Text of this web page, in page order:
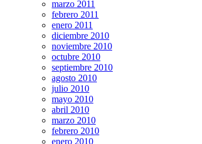
marzo 2011
febrero 2011
enero 2011
diciembre 2010
noviembre 2010
octubre 2010
septiembre 2010
agosto 2010
julio 2010
mayo 2010
abril 2010
marzo 2010
febrero 2010
enero 2010